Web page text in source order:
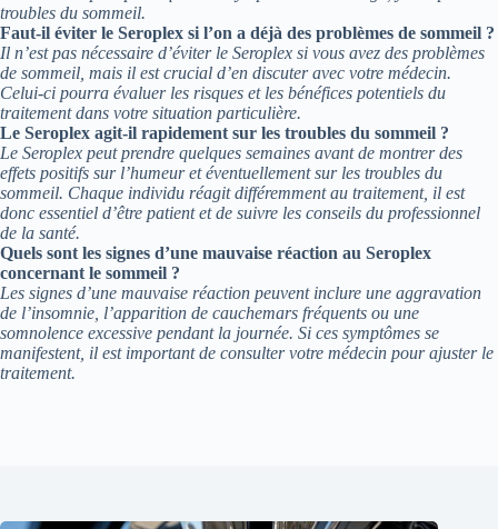
troubles du sommeil.
Faut-il éviter le Seroplex si l’on a déjà des problèmes de sommeil ?
Il n’est pas nécessaire d’éviter le Seroplex si vous avez des problèmes
de sommeil, mais il est crucial d’en discuter avec votre médecin.
Celui-ci pourra évaluer les risques et les bénéfices potentiels du
traitement dans votre situation particulière.
Le Seroplex agit-il rapidement sur les troubles du sommeil ?
Le Seroplex peut prendre quelques semaines avant de montrer des
effets positifs sur l’humeur et éventuellement sur les troubles du
sommeil. Chaque individu réagit différemment au traitement, il est
donc essentiel d’être patient et de suivre les conseils du professionnel
de la santé.
Quels sont les signes d’une mauvaise réaction au Seroplex
concernant le sommeil ?
Les signes d’une mauvaise réaction peuvent inclure une aggravation
de l’insomnie, l’apparition de cauchemars fréquents ou une
somnolence excessive pendant la journée. Si ces symptômes se
manifestent, il est important de consulter votre médecin pour ajuster le
traitement.